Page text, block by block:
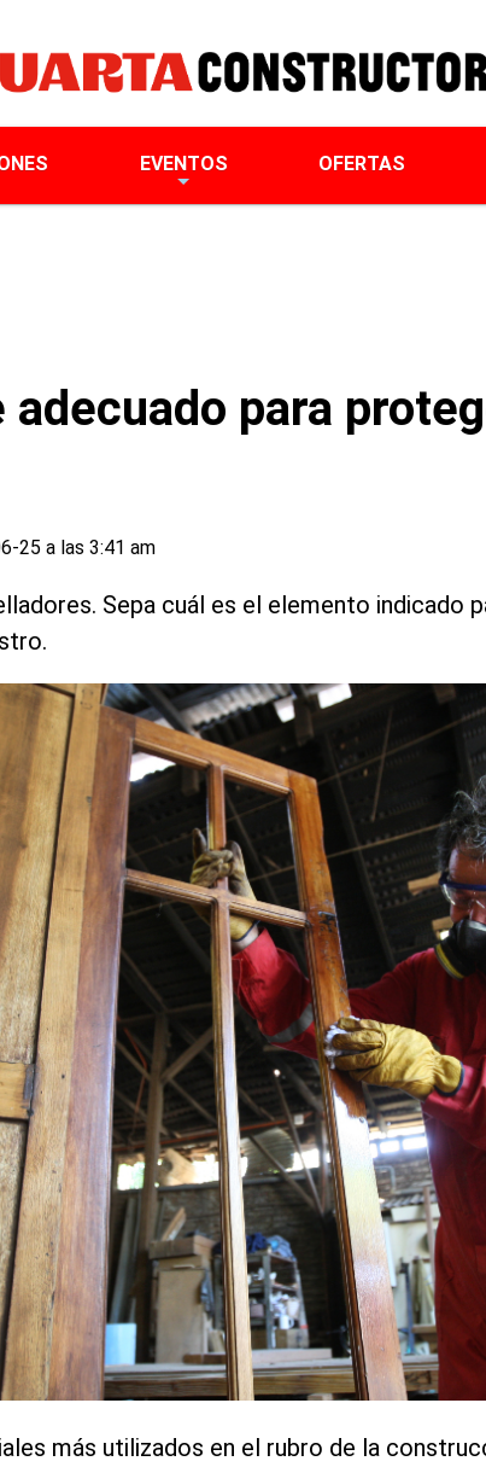
EVENTOS OFERTAS
para
25 a las 3:41 am
Sepa cuál es el elemento indicado
más utilizados en el rubro de la